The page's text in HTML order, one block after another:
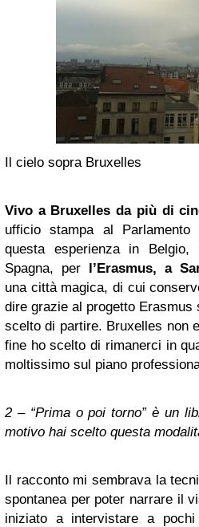
Il cielo sopra Bruxelles
Vivo a Bruxelles da più di
ufficio stampa al
questa esperienza in
Spagna, per l’Erasmus, a
una città magica, di cui
dire grazie al progetto Erasmus
scelto di partire. Bruxelles non
fine ho scelto di rimanerci in
moltissimo sul piano
2 – “Prima o poi torno” è un
motivo hai scelto questa
Il racconto mi sembrava la
spontanea per poter narrare il
iniziato a intervistare a